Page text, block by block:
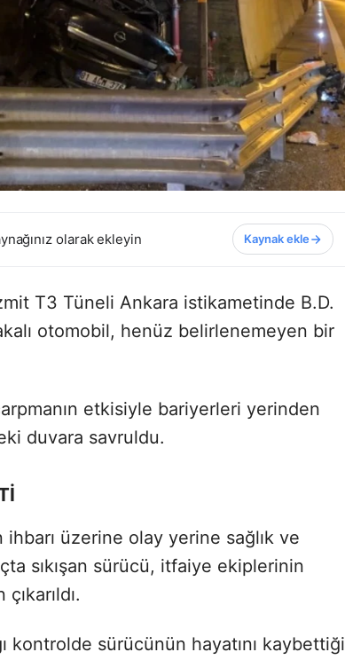
olarak ekleyin Kaynak ekle
T3 Tüneli Ankara istikametinde B.D.
otomobil, henüz belirlenemeyen bir
etkisiyle bariyerleri yerinden
duvara savruldu.
üzerine olay yerine sağlık ve
sıkışan sürücü, itfaiye ekiplerinin
kontrolde sürücünün hayatını kaybettiği